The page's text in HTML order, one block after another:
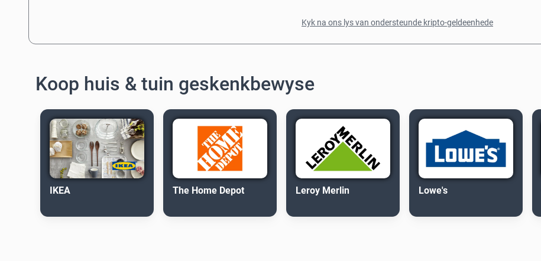
Kyk na ons lys van ondersteunde kripto-geldeenhede
Koop huis & tuin geskenkbewyse
IKEA The Home Depot Leroy Merlin Lowe's